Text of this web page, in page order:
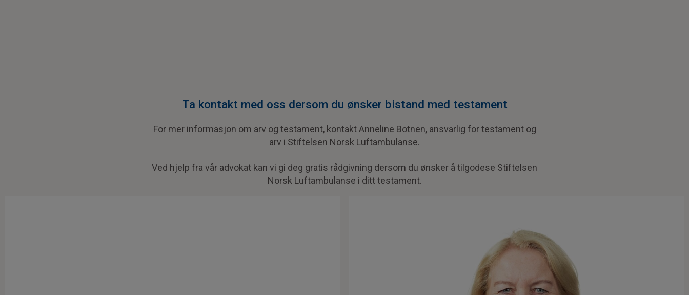
Ta kontakt med oss dersom du ønsker bistand med testament
For mer informasjon om arv og testament, kontakt Anneline Botnen, ansvarlig for testament og
arv i Stiftelsen Norsk Luftambulanse.
Ved hjelp fra vår advokat kan vi gi deg gratis rådgivning dersom du ønsker å tilgodese Stiftelsen
Norsk Luftambulanse i ditt testament.